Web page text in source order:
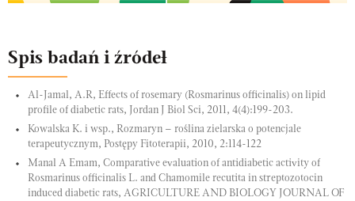
Spis badań i źródeł
Al-Jamal, A.R, Effects of rosemary (Rosmarinus officinalis) on lipid
profile of diabetic rats, Jordan J Biol Sci, 2011, 4(4):199-203.
Kowalska K. i wsp., Rozmaryn – roślina zielarska o potencjale
terapeutycznym, Postępy Fitoterapii, 2010, 2:114-122
Manal A Emam, Comparative evaluation of antidiabetic activity of
Rosmarinus officinalis L. and Chamomile recutita in streptozotocin
induced diabetic rats, AGRICULTURE AND BIOLOGY JOURNAL OF